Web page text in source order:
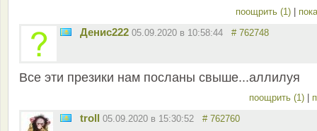
поощрить (1)
Денис222 05.09.2020 в 10:58:44 # 762748
Все эти презики нам посланы свыше...аллилуя
поощрить (1)
troll 05.09.2020 в 15:30:52 # 762760